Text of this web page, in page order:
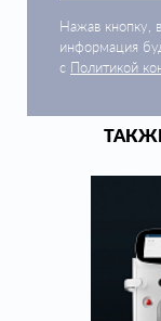
Нажав кнопку,
информация
с Политикой